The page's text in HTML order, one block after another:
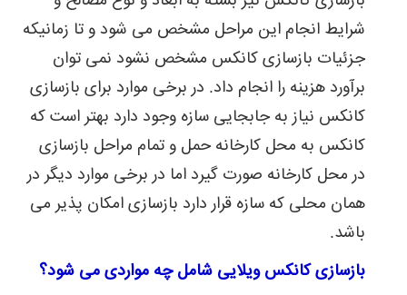
شرایط انجام این مراحل مشخص می شود و تا زمانیکه
جزئیات بازسازی کانکس مشخص نشود نمی توان
برآورد هزینه را انجام داد. در برخی موارد برای بازسازی
کانکس نیاز به جابجایی سازه وجود دارد بهتر است که
کانکس به محل کارخانه حمل و تمام مراحل بازسازی
در محل کارخانه صورت گیرد اما در برخی موارد دیگر در
همان محلی که سازه قرار دارد بازسازی امکان پذیر می
باشد.
بازسازی کانکس ویلایی شامل چه مواردی می شود؟